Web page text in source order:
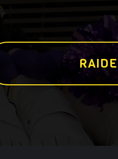
RAIDE